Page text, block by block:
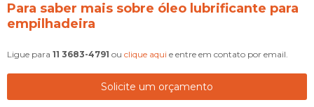
Para saber mais sobre óleo lubrificante para
empilhadeira
Ligue para 11 3683-4791 ou clique aqui e entre em contato por email.
Solicite um orçamento